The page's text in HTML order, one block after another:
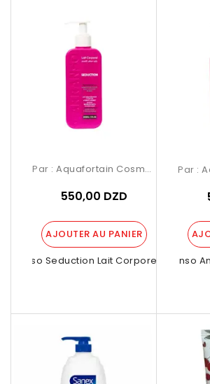
Seduction Lait Corporel 200ml
Par : Aquafortain Cosmetics
550,00 DZD
AJOUTER AU PANIER
Garranso
Par :